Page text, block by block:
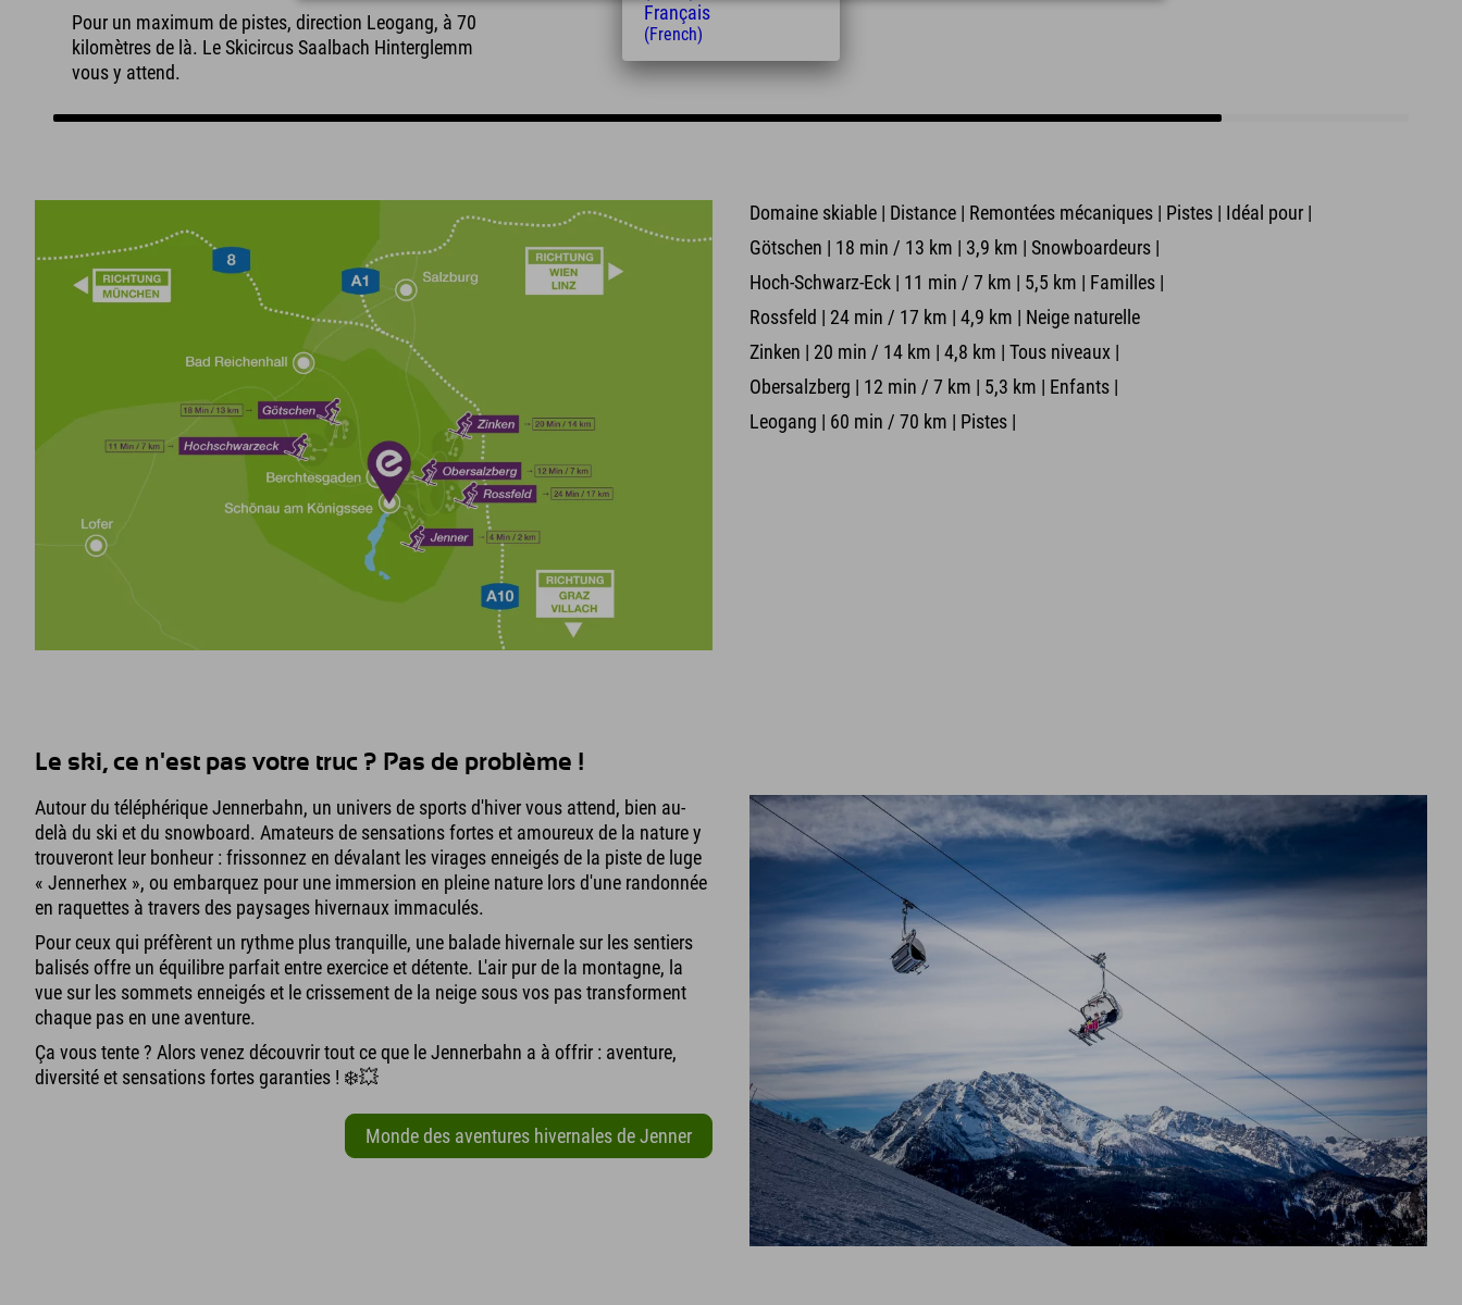
Pour un maximum de pistes, direction Leogang, à 70
kilomètres de là. Le Skicircus Saalbach Hinterglemm
vous y attend.
Domaine skiable | Distance | Remontées mécaniques | Pistes | Idéal pour |
Götschen | 18 min / 13 km | 3,9 km | Snowboardeurs |
Hoch-Schwarz-Eck | 11 min / 7 km | 5,5 km | Familles |
Rossfeld | 24 min / 17 km | 4,9 km | Neige naturelle
Zinken | 20 min / 14 km | 4,8 km | Tous niveaux |
Obersalzberg | 12 min / 7 km | 5,3 km | Enfants |
Leogang | 60 min / 70 km | Pistes |
Le ski, ce n'est pas votre truc ? Pas de problème !
Autour du téléphérique Jennerbahn, un univers de sports d'hiver vous attend, bien au-
delà du ski et du snowboard. Amateurs de sensations fortes et amoureux de la nature y
trouveront leur bonheur : frissonnez en dévalant les virages enneigés de la piste de luge
« Jennerhex », ou embarquez pour une immersion en pleine nature lors d'une randonnée
en raquettes à travers des paysages hivernaux immaculés.
Pour ceux qui préfèrent un rythme plus tranquille, une balade hivernale sur les sentiers
balisés offre un équilibre parfait entre exercice et détente. L'air pur de la montagne, la
vue sur les sommets enneigés et le crissement de la neige sous vos pas transforment
chaque pas en une aventure.
Ça vous tente ? Alors venez découvrir tout ce que le Jennerbahn a à offrir : aventure,
diversité et sensations fortes garanties ! ❄️💥
Monde des aventures hivernales de Jenner
Français
(French)